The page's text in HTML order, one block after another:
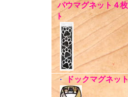
パウマグネット４
ﾄ
・ドックマグネット